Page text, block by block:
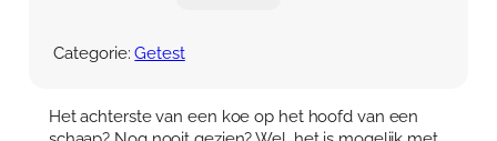
i
t
f
Categorie:Getest
Het achterste van een koe op het hoofd van een